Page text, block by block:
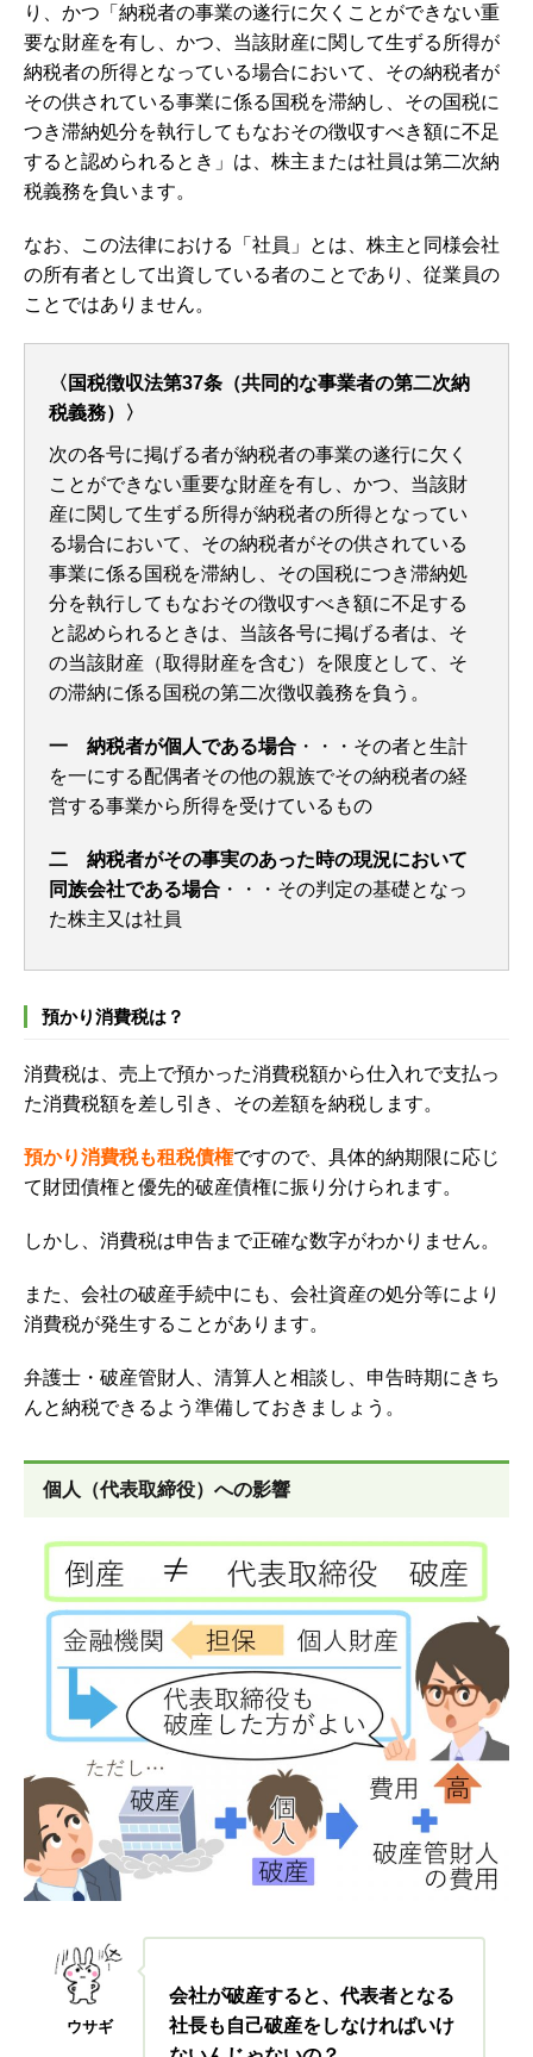
り、かつ「納税者の事業の遂行に欠くことができない重
要な財産を有し、かつ、当該財産に関して生ずる所得が
納税者の所得となっている場合において、その納税者が
その供されている事業に係る国税を滞納し、その国税に
つき滞納処分を執行してもなおその徴収すべき額に不足
すると認められるとき」は、株主または社員は第二次納
税義務を負います。
なお、この法律における「社員」とは、株主と同様会社
の所有者として出資している者のことであり、従業員の
ことではありません。
〈国税徴収法第37条（共同的な事業者の第二次納
税義務）〉
次の各号に掲げる者が納税者の事業の遂行に欠く
ことができない重要な財産を有し、かつ、当該財
産に関して生ずる所得が納税者の所得となってい
る場合において、その納税者がその供されている
事業に係る国税を滞納し、その国税につき滞納処
分を執行してもなおその徴収すべき額に不足する
と認められるときは、当該各号に掲げる者は、そ
の当該財産（取得財産を含む）を限度として、そ
の滞納に係る国税の第二次徴収義務を負う。
一 納税者が個人である場合 ・・・その者と生計
を一にする配偶者その他の親族でその納税者の経
営する事業から所得を受けているもの
二 納税者がその事実のあった時の現況において
同族会社である場合 ・・・その判定の基礎となっ
た株主又は社員
預かり消費税は？
消費税は、売上で預かった消費税額から仕入れで支払っ
た消費税額を差し引き、その差額を納税します。
預かり消費税も租税債権ですので、具体的納期限に応じ
て財団債権と優先的破産債権に振り分けられます。
しかし、消費税は申告まで正確な数字がわかりません。
また、会社の破産手続中にも、会社資産の処分等により
消費税が発生することがあります。
弁護士・破産管財人、清算人と相談し、申告時期にきち
んと納税できるよう準備しておきましょう。
個人（代表取締役）への影響
ウサギ
会社が破産すると、代表者となる
社長も自己破産をしなければいけ